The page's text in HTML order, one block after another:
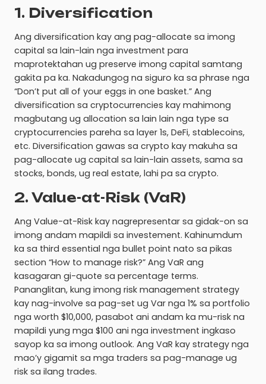
1. Diversification
Ang diversification kay ang pag-allocate sa imong
capital sa lain-lain nga investment para
maprotektahan ug preserve imong capital samtang
gakita pa ka. Nakadungog na siguro ka sa phrase nga
“Don’t put all of your eggs in one basket.” Ang
diversification sa cryptocurrencies kay mahimong
magbutang ug allocation sa lain lain nga type sa
cryptocurrencies pareha sa layer 1s, DeFi, stablecoins,
etc. Diversification gawas sa crypto kay makuha sa
pag-allocate ug capital sa lain-lain assets, sama sa
stocks, bonds, ug real estate, lahi pa sa crypto.
2. Value-at-Risk (VaR)
Ang Value-at-Risk kay nagrepresentar sa gidak-on sa
imong andam mapildi sa investement. Kahinumdum
ka sa third essential nga bullet point nato sa pikas
section “How to manage risk?” Ang VaR ang
kasagaran gi-quote sa percentage terms.
Pananglitan, kung imong risk management strategy
kay nag-involve sa pag-set ug Var nga 1% sa portfolio
nga worth $10,000, pasabot ani andam ka mu-risk na
mapildi yung mga $100 ani nga investment ingkaso
sayop ka sa imong outlook. Ang VaR kay strategy nga
mao’y gigamit sa mga traders sa pag-manage ug
risk sa ilang trades.